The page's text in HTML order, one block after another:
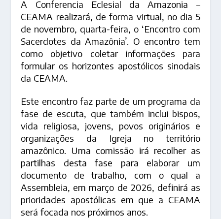
A Conferencia Eclesial da Amazonia –
CEAMA realizará, de forma virtual, no dia 5
de novembro, quarta-feira, o ‘Encontro com
Sacerdotes da Amazônia’. O encontro tem
como objetivo coletar informações para
formular os horizontes apostólicos sinodais
da CEAMA.
Este encontro faz parte de um programa da
fase de escuta, que também inclui bispos,
vida religiosa, jovens, povos originários e
organizações da Igreja no território
amazônico. Uma comissão irá recolher as
partilhas desta fase para elaborar um
documento de trabalho, com o qual a
Assembleia, em março de 2026, definirá as
prioridades apostólicas em que a CEAMA
será focada nos próximos anos.